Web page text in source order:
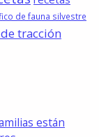
de fauna silvestre
tracción
están